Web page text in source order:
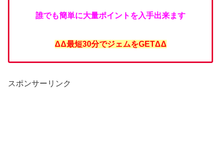
誰でも簡単に大量ポイントを入手出来ます
ΔΔ最短30分でジェムをGETΔΔ
スポンサーリンク